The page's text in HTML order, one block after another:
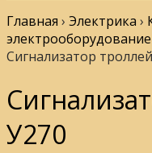
Главная › Электрика ›
электрооборудование
Сигнализатор
У270